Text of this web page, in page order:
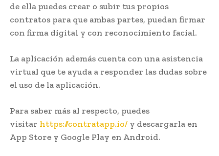
de ella puedes crear o subir tus propios
contratos para que ambas partes, puedan firmar
con firma digital y con reconocimiento facial.
La aplicación además cuenta con una asistencia
virtual que te ayuda a responder las dudas sobre
el uso de la aplicación.
Para saber más al respecto, puedes
visitar https://contratapp.io/ y descargarla en
App Store y Google Play en Android.